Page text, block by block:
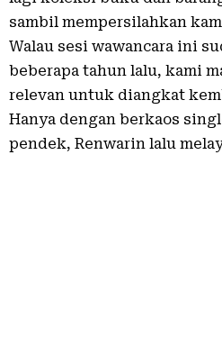
sambil mempersilahkan
Walau sesi wawancara ini
beberapa tahun lalu, kami
relevan untuk diangkat
Hanya dengan berkaos
pendek, Renwarin lalu